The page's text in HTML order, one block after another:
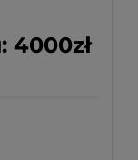
4000zł